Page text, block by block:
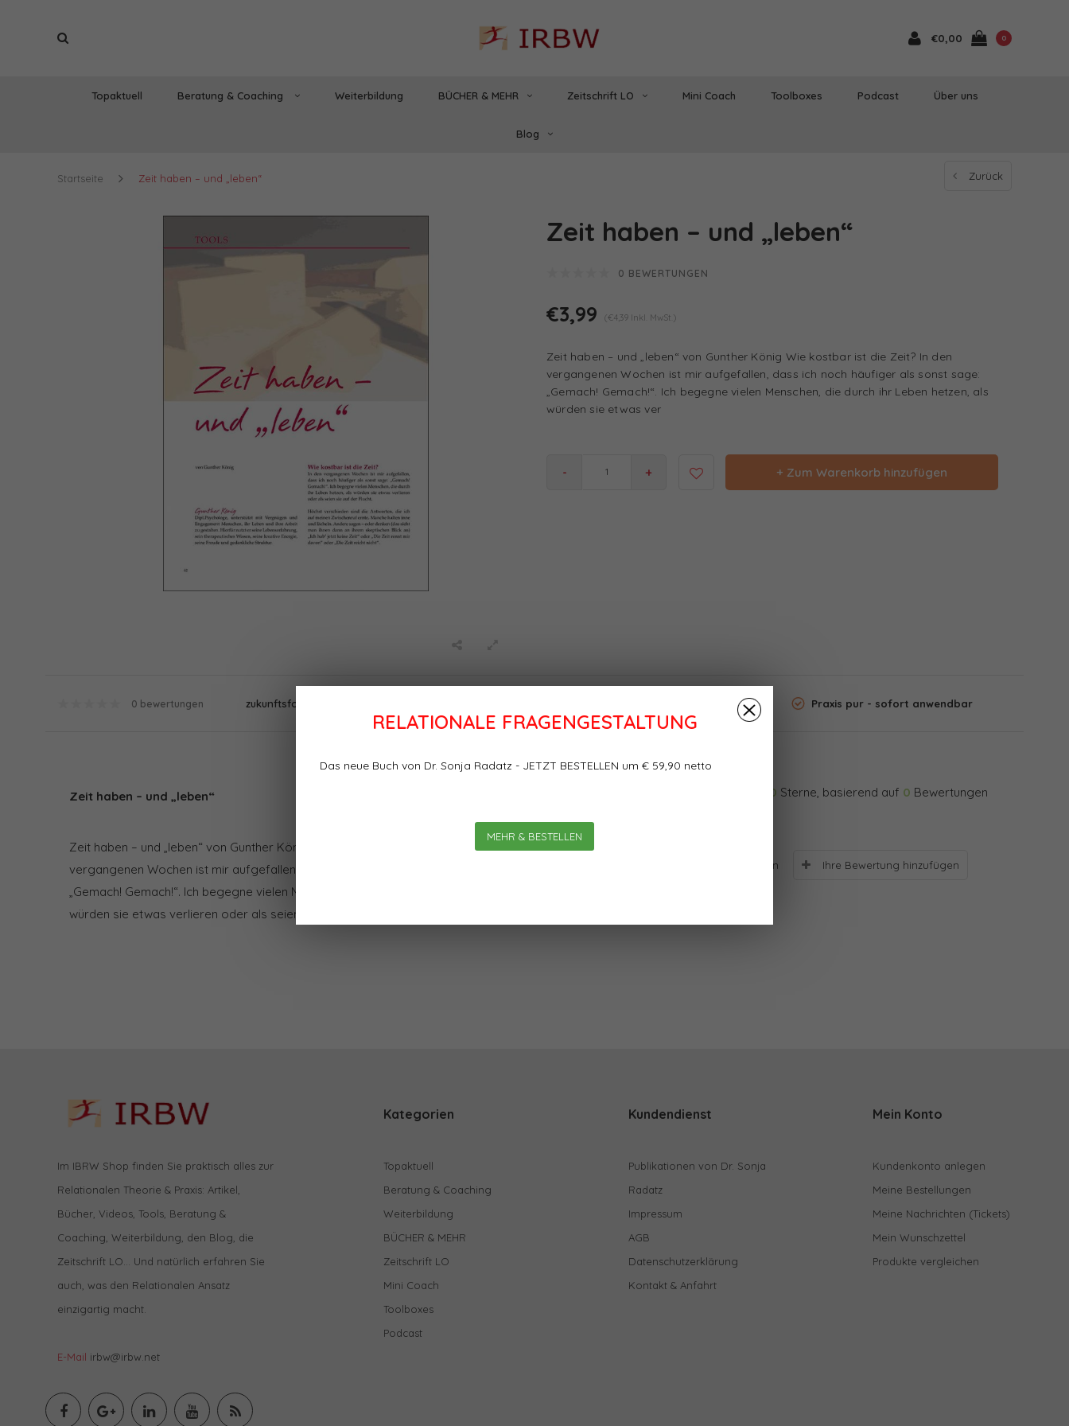
RELATIONALE FRAGENGESTALTUNG
Das neue Buch von Dr. Sonja Radatz - JETZT BESTELLEN um € 59,90 netto
MEHR & BESTELLEN
€0,00 0
Topaktuell Beratung & Coaching Weiterbildung BÜCHER & MEHR Zeitschrift LO Mini Coach Toolboxes Podcast Über uns
Blog
Startseite Zeit haben – und „leben“ Zurück
Zeit haben – und „leben“
0 BEWERTUNGEN
€3,99 (€4,39 Inkl. MwSt.)
Zeit haben – und „leben“ von Gunther König Wie kostbar ist die Zeit? In den
vergangenen Wochen ist mir aufgefallen, dass ich noch häufiger als sonst sage:
„Gemach! Gemach!“. Ich begegne vielen Menschen, die durch ihr Leben hetzen, als
würden sie etwas ver
- + + Zum Warenkorb hinzufügen
0 bewertungen zukunftsfokussiert Praxis pur - sofort anwendbar
Zeit haben – und „leben“
Zeit haben – und „leben“ von Gunther König Wie kostbar ist die Zeit? In den
vergangenen Wochen ist mir aufgefallen, dass ich noch häufiger als sonst sage:
„Gemach! Gemach!“. Ich begegne vielen Menschen, die durch ihr Leben hetzen, als
würden sie etwas verlieren oder als seien sie auf der Flucht.
0 Sterne, basierend auf 0 Bewertungen
Bewertungen Ihre Bewertung hinzufügen
Im IBRW Shop finden Sie praktisch alles zur
Relationalen Theorie & Praxis: Artikel,
Bücher, Videos, Tools, Beratung &
Coaching, Weiterbildung, den Blog, die
Zeitschrift LO… Und natürlich erfahren Sie
auch, was den Relationalen Ansatz
einzigartig macht.
E-Mail irbw@irbw.net
Kategorien
Topaktuell
Beratung & Coaching
Weiterbildung
BÜCHER & MEHR
Zeitschrift LO
Mini Coach
Toolboxes
Podcast
Kundendienst
Publikationen von Dr. Sonja
Radatz
Impressum
AGB
Datenschutzerklärung
Kontakt & Anfahrt
Mein Konto
Kundenkonto anlegen
Meine Bestellungen
Meine Nachrichten (Tickets)
Mein Wunschzettel
Produkte vergleichen